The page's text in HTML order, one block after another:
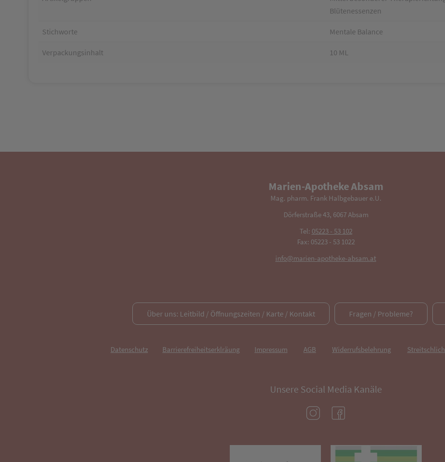
Blütenessenzen
Stichworte Mentale Balance
Verpackungsinhalt 10 ML
Marien-Apotheke Absam
Mag. pharm. Frank Halbgebauer e.U.
Dörferstraße 43, 6067 Absam
Tel: 05223 - 53 102
Fax: 05223 - 53 1022
info@marien-apotheke-absam.at
Über uns: Leitbild / Öffnungszeiten / Karte / Kontakt Fragen / Probleme?
Datenschutz Barrierefreiheitserklräung Impressum AGB Widerrufsbelehrung
Unsere Social Media Kanäle
(öffnet in neuem Tab)
(öffnet in neuem Tab)